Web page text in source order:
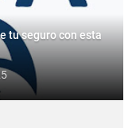
tu seguro con esta